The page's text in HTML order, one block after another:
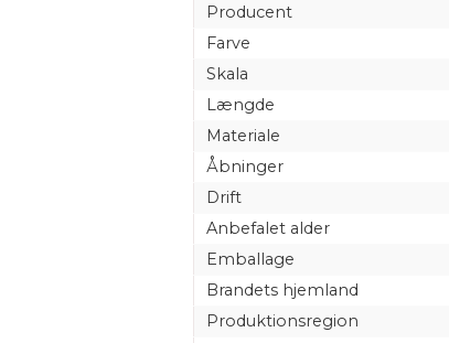
Producent
Farve
Skala
Længde
Materiale
Åbninger
Drift
Anbefalet alder
Emballage
Brandets hjemland
Produktionsregion